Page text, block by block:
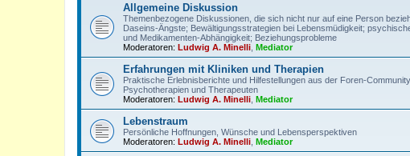
Allgemeine Diskussion
Themenbezogene Diskussionen, die sich nicht nur auf eine Person
Daseins-Ängste; Bewältigungsstrategien bei Lebensmüdigkeit;
und Medikamenten-Abhängigkeit; Beziehungsprobleme
Moderatoren: Ludwig A. Minelli Mediator
Erfahrungen mit Kliniken und Therapien
Praktische Erlebnisberichte und Hilfestellungen aus der Foren-
Psychotherapien und Therapeuten
Moderatoren: Ludwig A. Minelli Mediator
Lebenstraum
Persönliche Hoffnungen, Wünsche und Lebensperspektiven
Moderatoren: Ludwig A. Minelli Mediator